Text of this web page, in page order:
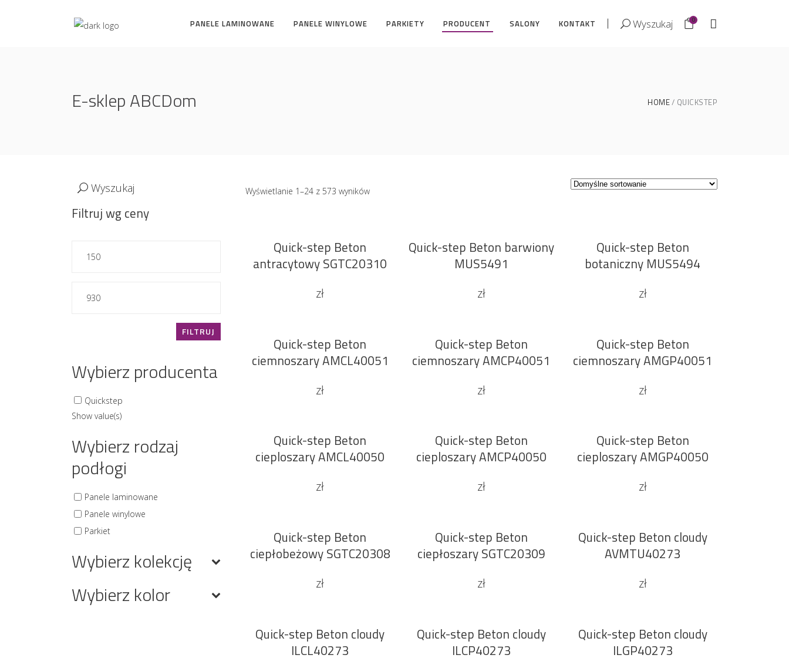
PANELE LAMINOWANE PANELE WINYLOWE PARKIETY PRODUCENT SALONY KONTAKT Wyszukaj 0
E-sklep ABCDom HOME QUICKSTEP
Wyświetlanie 1–24 z 573 wyników
DODAJ DO KOSZYKA
Quick-step Beton
antracytowy SGTC20310
zł
DODAJ DO KOSZYKA
Quick-step Beton barwiony
MUS5491
zł
DODAJ DO KOSZYKA
Quick-step Beton
botaniczny MUS5494
zł
DODAJ DO KOSZYKA
Quick-step Beton
ciemnoszary AMCL40051
zł
DODAJ DO KOSZYKA
Quick-step Beton
ciemnoszary AMCP40051
zł
SaleDODAJ DO KOSZYKA
Quick-step Beton
ciemnoszary AMGP40051
zł
DODAJ DO KOSZYKA
Quick-step Beton
cieploszary AMCL40050
zł
DODAJ DO KOSZYKA
Quick-step Beton
cieploszary AMCP40050
zł
SaleDODAJ DO KOSZYKA
Quick-step Beton
cieploszary AMGP40050
zł
DODAJ DO KOSZYKA
Quick-step Beton
ciepłobeżowy SGTC20308
zł
DODAJ DO KOSZYKA
Quick-step Beton
ciepłoszary SGTC20309
zł
DODAJ DO KOSZYKA
Quick-step Beton cloudy
AVMTU40273
zł
DODAJ DO KOSZYKA
Quick-step Beton cloudy
ILCL40273
DODAJ DO KOSZYKA
Quick-step Beton cloudy
ILCP40273
SaleDODAJ DO KOSZYKA
Quick-step Beton cloudy
ILGP40273
Wyszukaj
Filtruj wg ceny
maks.
FILTRUJ
Wybierz producenta
Quickstep
Show value(s)
Wybierz rodzaj
podłogi
Panele laminowane
Panele winylowe
Parkiet
Wybierz kolekcję
Wybierz kolor